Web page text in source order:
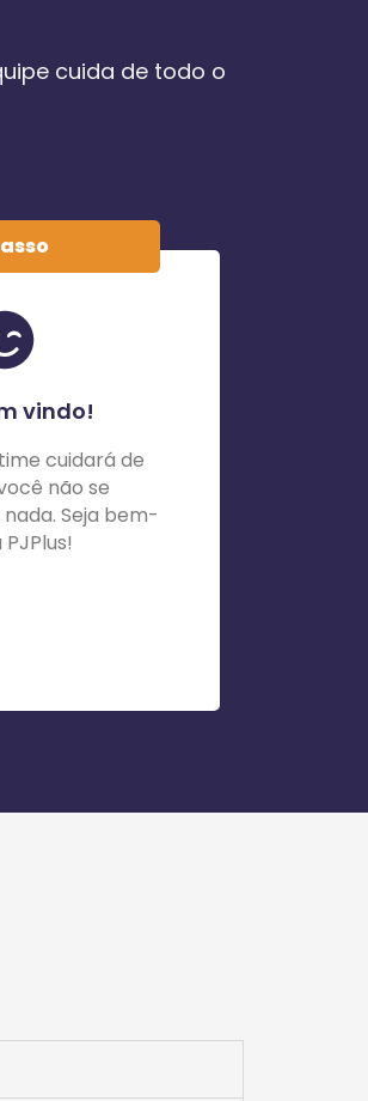
cuida de todo o
vindo!
cuidará de
não se
Seja bem-